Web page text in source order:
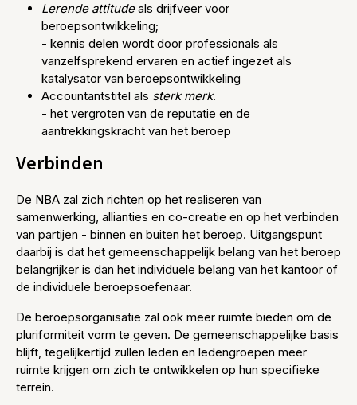
Lerende attitudeals drijfveer voor
beroepsontwikkeling;
- kennis delen wordt door professionals als
vanzelfsprekend ervaren en actief ingezet als
katalysator van beroepsontwikkeling
Accountantstitel als sterk merk.
- het vergroten van de reputatie en de
aantrekkingskracht van het beroep
Verbinden
De NBA zal zich richten op het realiseren van
samenwerking, allianties en co-creatie en op het verbinden
van partijen - binnen en buiten het beroep. Uitgangspunt
daarbij is dat het gemeenschappelijk belang van het beroep
belangrijker is dan het individuele belang van het kantoor of
de individuele beroepsoefenaar.
De beroepsorganisatie zal ook meer ruimte bieden om de
pluriformiteit vorm te geven. De gemeenschappelijke basis
blijft, tegelijkertijd zullen leden en ledengroepen meer
ruimte krijgen om zich te ontwikkelen op hun specifieke
terrein.